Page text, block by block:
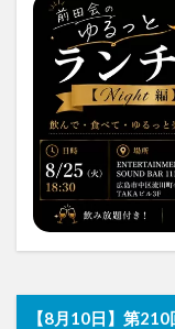
【8月10日】第210